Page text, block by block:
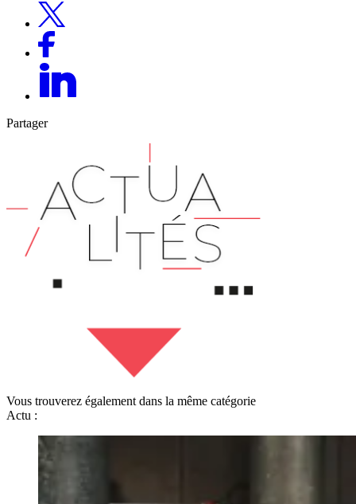
Partager
Vous trouverez également dans la même catégorie
Actu :